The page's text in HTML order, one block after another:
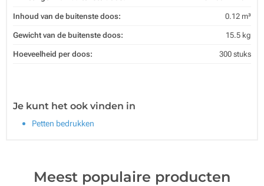
Inhoud van de buitenste doos: 0.12 m³
Gewicht van de buitenste doos: 15.5 kg
Hoeveelheid per doos: 300 stuks
Je kunt het ook vinden in
Petten bedrukken
Meest populaire producten